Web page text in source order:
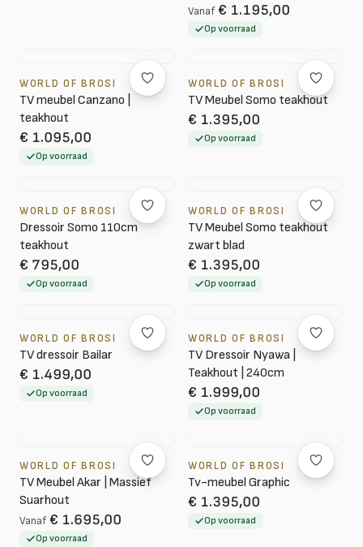
Vanaf € 1.195,00
Op voorraad
WORLD OF BROSI
TV meubel Canzano |
teakhout
€ 1.095,00
Op voorraad
WORLD OF BROSI
TV Meubel Somo teakhout
€ 1.395,00
Op voorraad
WORLD OF BROSI
Dressoir Somo 110cm
teakhout
€ 795,00
Op voorraad
WORLD OF BROSI
TV Meubel Somo teakhout
zwart blad
€ 1.395,00
Op voorraad
WORLD OF BROSI
TV dressoir Bailar
€ 1.499,00
Op voorraad
WORLD OF BROSI
TV Dressoir Nyawa |
Teakhout | 240cm
€ 1.999,00
Op voorraad
WORLD OF BROSI
TV Meubel Akar | Massief
Suarhout
Vanaf € 1.695,00
Op voorraad
WORLD OF BROSI
Tv-meubel Graphic
€ 1.395,00
Op voorraad